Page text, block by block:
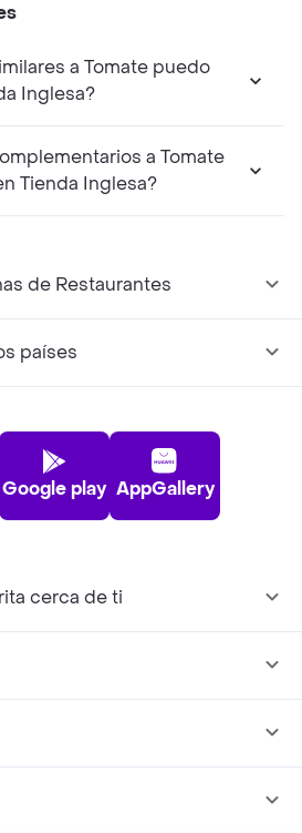
a Tomate puedo
Inglesa?
a Tomate
Tienda Inglesa?
de Restaurantes
países
Google play AppGallery
cerca de ti